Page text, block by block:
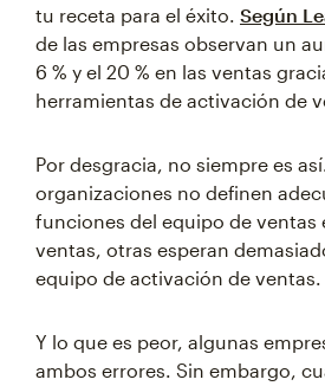
tu receta para el éxito. Según
de las empresas observan un
6 % y el 20 % en las ventas
herramientas de activación de
Por desgracia, no siempre es
organizaciones no definen
funciones del equipo de ventas
ventas, otras esperan
equipo de activación de ventas.
Y lo que es peor, algunas
ambos errores. Sin embargo,